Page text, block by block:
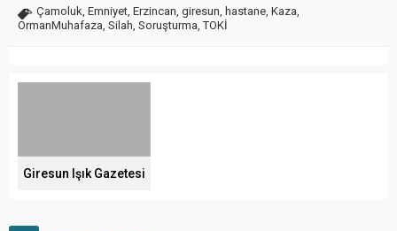
Çamoluk, Emniyet, Erzincan, giresun, hastane, Kaza,
OrmanMuhafaza, Silah, Soruşturma,TOKİ
Giresun Işık Gazetesi